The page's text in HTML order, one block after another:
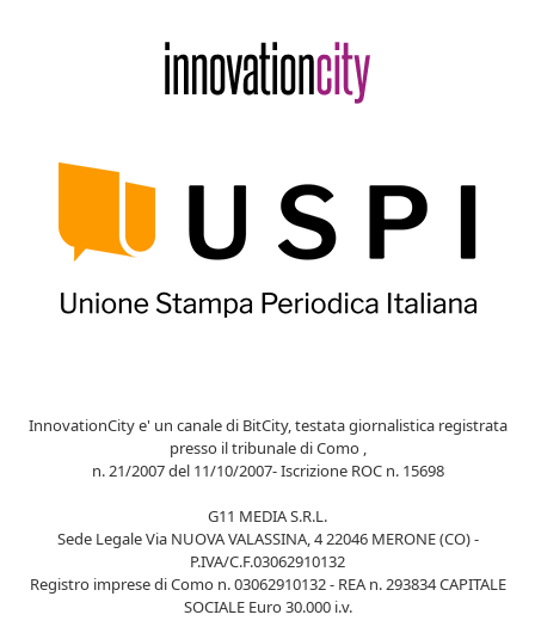
InnovationCity e' un canale di BitCity, testata giornalistica registrata
presso il tribunale di Como ,
n. 21/2007 del 11/10/2007- Iscrizione ROC n. 15698
G11 MEDIA S.R.L.
Sede Legale Via NUOVA VALASSINA, 4 22046 MERONE (CO) -
P.IVA/C.F.03062910132
Registro imprese di Como n. 03062910132 - REA n. 293834 CAPITALE
SOCIALE Euro 30.000 i.v.